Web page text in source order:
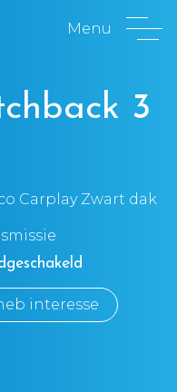
Menu
3
Carplay Zwart dak
interesse